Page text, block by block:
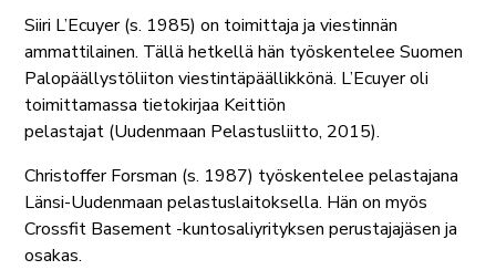
Siiri L’Ecuyer(s. 1985) on toimittaja ja viestinnän
ammattilainen. Tällä hetkellä hän työskentelee Suomen
Palopäällystöliiton viestintäpäällikkönä. L’Ecuyer oli
toimittamassa tietokirjaa Keittiön
pelastajat (Uudenmaan Pelastusliitto, 2015).
Christoffer Forsman (s. 1987) työskentelee pelastajana
Länsi-Uudenmaan pelastuslaitoksella. Hän on myös
Crossfit Basement -kuntosaliyrityksen perustajajäsen ja
osakas.